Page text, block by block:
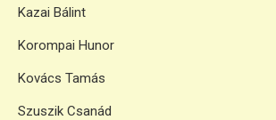
Kazai Bálint
Korompai Hunor
Kovács Tamás
Szuszik Csanád